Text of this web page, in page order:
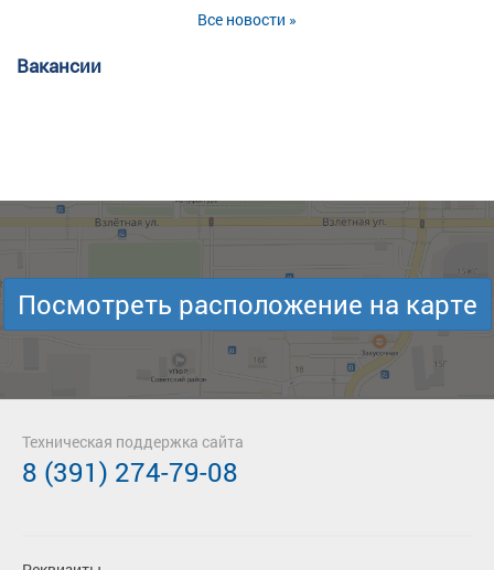
Все новости »
Вакансии
Посмотреть расположение на карте
Техническая поддержка сайта
8 (391) 274-79-08